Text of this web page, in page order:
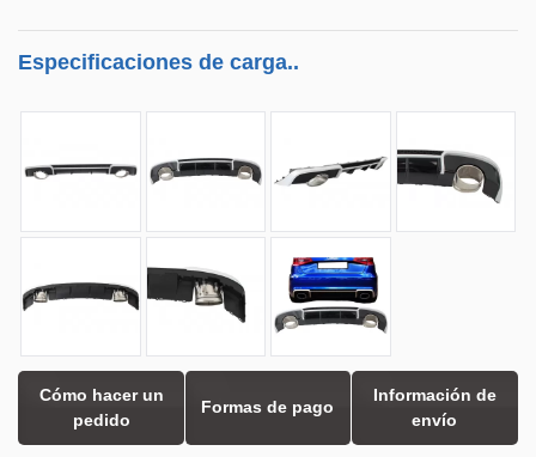
Especificaciones de carga..
Cómo hacer un
pedido
Formas de pago
Información de
envío